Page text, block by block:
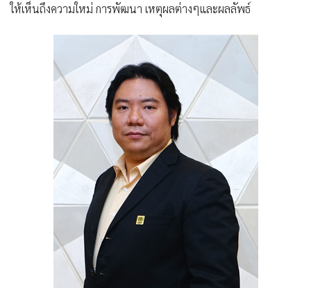
ให้เห็นถึงความใหม่ การพัฒนา เหตุผลต่างๆและผลลัพธ์